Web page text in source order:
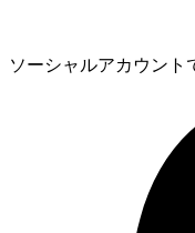
ソーシャルアカウント